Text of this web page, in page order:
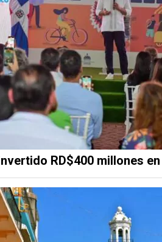
RD$400 millones